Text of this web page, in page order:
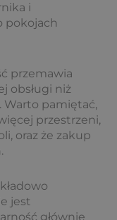
i
pokojach
przemawia
obsługi niż
Warto pamiętać,
przestrzeni,
oraz że zakup
jest
głównie